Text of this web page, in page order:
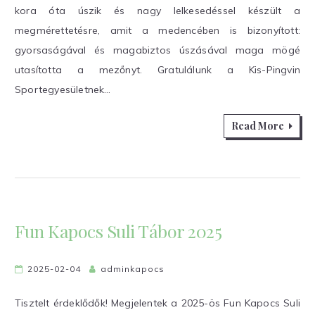
kora óta úszik és nagy lelkesedéssel készült a
megmérettetésre, amit a medencében is bizonyított:
gyorsaságával és magabiztos úszásával maga mögé
utasította a mezőnyt. Gratulálunk a Kis-Pingvin
Sportegyesületnek…
Read More
Fun Kapocs Suli Tábor 2025
2025-02-04 adminkapocs
Tisztelt érdeklődők! Megjelentek a 2025-ös Fun Kapocs Suli